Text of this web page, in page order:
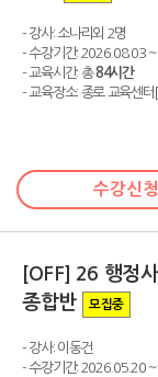
- 강사: 소나리외 2명
- 수강기간: 2026.08.03
- 교육시간: 총84시간
- 교육장소: 종로 교육센
수강신청
[OFF] 26 행정
종합반
모집중
- 강사: 이동건
- 수강기간: 2026.05.20